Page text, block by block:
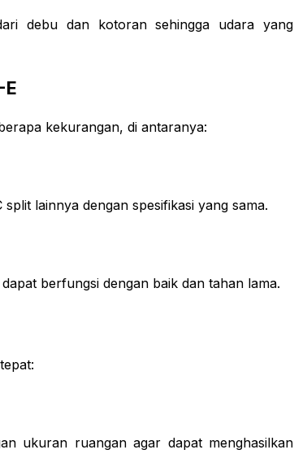
debu dan kotoran sehingga udara yang
E
kekurangan, di antaranya:
lainnya dengan spesifikasi yang sama.
berfungsi dengan baik dan tahan lama.
ukuran ruangan agar dapat menghasilkan